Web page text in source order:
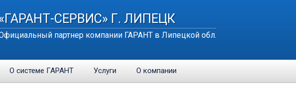
СЕРВИС» Г. ЛИПЕЦК
партнер компании ГАРАНТ в Липецкой обл.
О системе ГАРАНТ Услуги О компании